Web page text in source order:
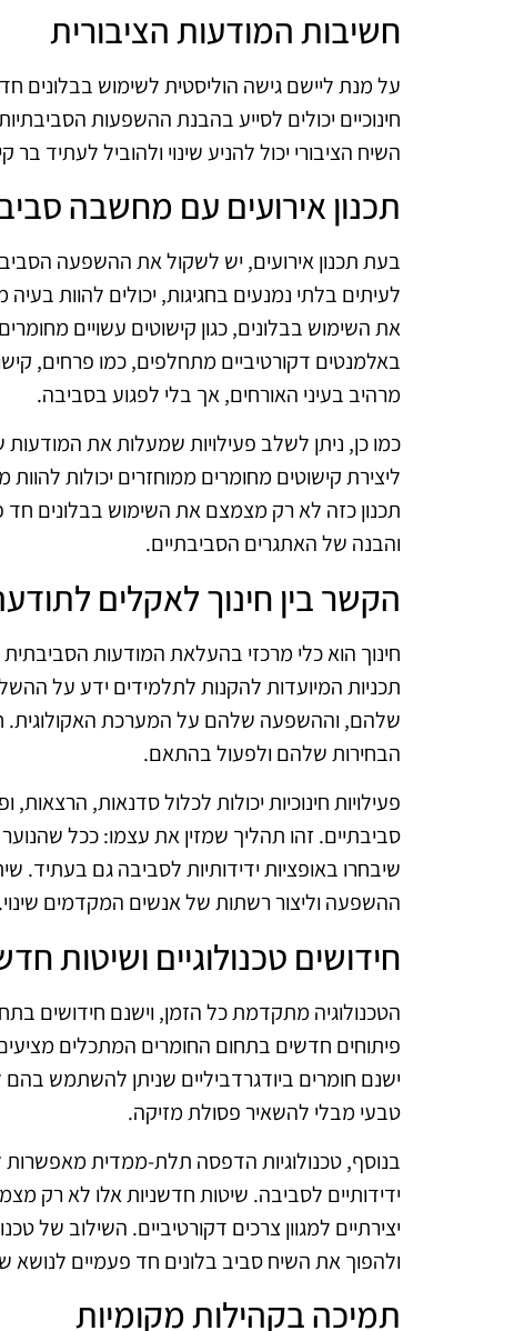
חשיבות המודעות הציבורית
על מנת ליישם גישה הוליסטית לשימוש בבלונים
חינוכיים יכולים לסייע בהבנת ההשפעות
השיח הציבורי יכול להניע שינוי ולהוביל לעתיד בר
תכנון אירועים עם מחשבה
בעת תכנון אירועים, יש לשקול את ההשפעה
לעיתים בלתי נמנעים בחגיגות, יכולים להוות
את השימוש בבלונים, כגון קישוטים עשויים
באלמנטים דקורטיביים מתחלפים, כמו פרחים,
מרהיב בעיני האורחים, אך בלי לפגוע בסביבה.
כמו כן, ניתן לשלב פעילויות שמעלות את
ליצירת קישוטים מחומרים ממוחזרים יכולות להוות
תכנון כזה לא רק מצמצם את השימוש בבלונים
והבנה של האתגרים הסביבתיים.
הקשר בין חינוך לאקלים
חינוך הוא כלי מרכזי בהעלאת המודעות הסביבתית
תכניות המיועדות להקנות לתלמידים ידע על
שלהם, וההשפעה שלהם על המערכת האקולוגית.
הבחירות שלהם ולפעול בהתאם.
פעילויות חינוכיות יכולות לכלול סדנאות,
סביבתיים. זהו תהליך שמזין את עצמו: ככל
שיבחרו באופציות ידידותיות לסביבה גם בעתיד.
ההשפעה וליצור רשתות של אנשים המקדמים שינוי.
חידושים טכנולוגיים ושיטות
הטכנולוגיה מתקדמת כל הזמן, וישנם חידושים
פיתוחים חדשים בתחום החומרים המתכלים
ישנם חומרים ביודגרדביליים שניתן להשתמש
טבעי מבלי להשאיר פסולת מזיקה.
בנוסף, טכנולוגיות הדפסה תלת-ממדית מאפשרות
ידידותיים לסביבה. שיטות חדשניות אלו לא רק
יצירתיים למגוון צרכים דקורטיביים. השילוב של
ולהפוך את השיח סביב בלונים חד פעמיים לנושא
תמיכה בקהילות מקומיות